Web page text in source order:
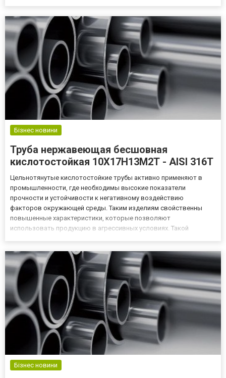
Бізнес новини
Труба нержавеющая бесшовная
кислотостойкая 10Х17Н13М2Т - AISI 316T
Цельнотянутые кислотостойкие трубы активно применяют в
промышленности, где необходимы высокие показатели
прочности и устойчивости к негативному воздействию
факторов окружающей среды. Таким изделиям свойственны
повышенные характеристики, которые позволяют
использовать продукцию в агрессивных условиях. Такой
химический состав труб обеспечивает усто...
Бізнес новини